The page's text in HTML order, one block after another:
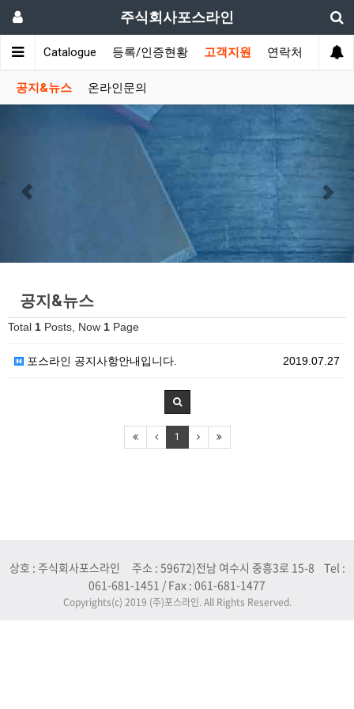
주식회사포스라인
목 E-Catalogue 등록/인증현황 고객지원 연락처
공지&뉴스 온라인문의
공지&뉴스
Total 1 Posts, Now 1 Page
2019.07.27
포스라인 공지사항안내입니다.
1
상호 : 주식회사포스라인 주소 : 59672)전남 여수시 중흥3로 15-8 Tel :
061-681-1451 / Fax : 061-681-1477
Copyrights(c) 2019 (주)포스라인. All Rights Reserved.